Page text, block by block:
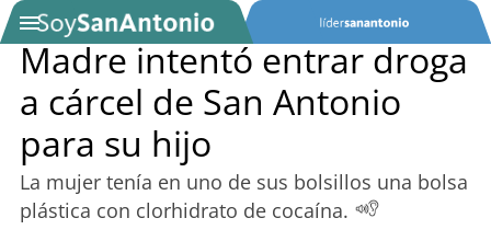
Podcast
Madre intentó entrar droga
a cárcel de San Antonio
para su hijo
La mujer tenía en uno de sus bolsillos una bolsa
plástica con clorhidrato de cocaína.